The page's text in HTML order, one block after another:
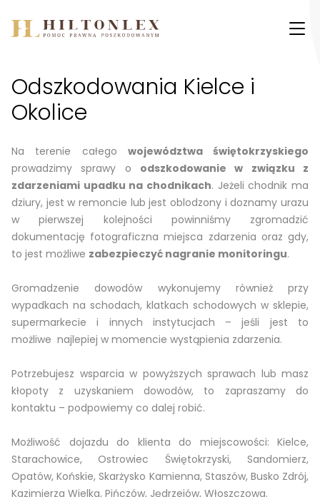
Odszkodowania Kielce i
Okolice
Na terenie całego województwa świętokrzyskiego
prowadzimy sprawy o odszkodowanie w związku z
zdarzeniami upadku na chodnikach. Jeżeli chodnik ma
dziury, jest w remoncie lub jest oblodzony i doznamy urazu
w pierwszej kolejności powinniśmy zgromadzić
dokumentację fotograficzna miejsca zdarzenia oraz gdy,
to jest możliwe zabezpieczyć nagranie monitoringu.
Gromadzenie dowodów wykonujemy również przy
wypadkach na schodach, klatkach schodowych w sklepie,
supermarkecie i innych instytucjach – jeśli jest to
możliwe najlepiej w momencie wystąpienia zdarzenia.
Potrzebujesz wsparcia w powyższych sprawach lub masz
kłopoty z uzyskaniem dowodów, to zapraszamy do
kontaktu – podpowiemy co dalej robić.
Możliwość dojazdu do klienta do miejscowości: Kielce,
Starachowice, Ostrowiec Świętokrzyski, Sandomierz,
Opatów, Końskie, Skarżysko Kamienna, Staszów, Busko Zdrój,
Kazimierza Wielka, Pińczów, Jędrzejów, Włoszczowa.